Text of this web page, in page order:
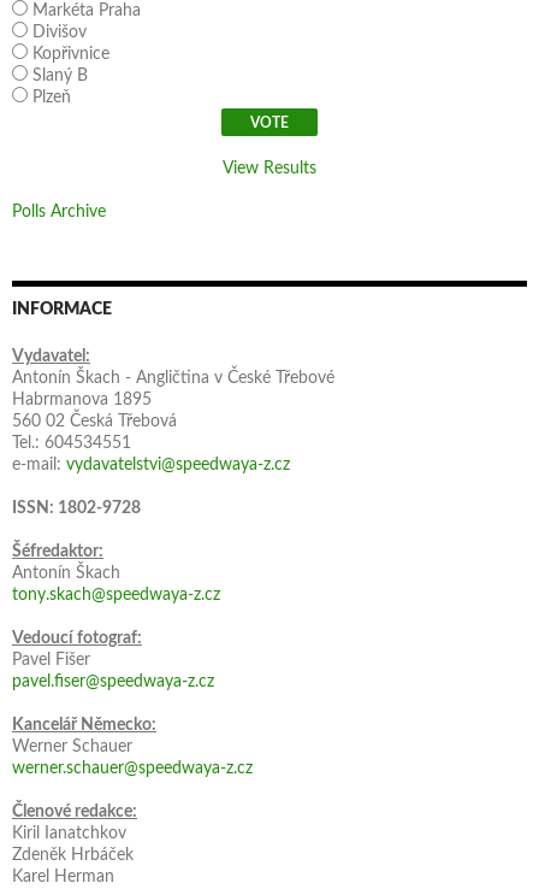
Markéta Praha
Divišov
Kopřivnice
Slaný B
Plzeň
View Results
Polls Archive
INFORMACE
Vydavatel:
Antonín Škach - Angličtina v České Třebové
Habrmanova 1895
560 02 Česká Třebová
Tel.: 604534551
e-mail: vydavatelstvi@speedwaya-z.cz
ISSN: 1802-9728
Šéfredaktor:
Antonín Škach
tony.skach@speedwaya-z.cz
Vedoucí fotograf:
Pavel Fišer
pavel.fiser@speedwaya-z.cz
Kancelář Německo:
Werner Schauer
werner.schauer@speedwaya-z.cz
Členové redakce:
Kiril Ianatchkov
Zdeněk Hrbáček
Karel Herman